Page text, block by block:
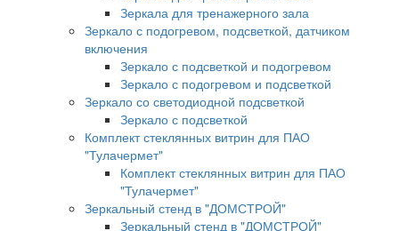
Зеркала для тренажерного зала
Зеркало с подогревом, подсветкой, датчиком
включения
Зеркало с подсветкой и подогревом
Зеркало с подогревом и подсветкой
Зеркало со светодиодной подсветкой
Зеркало с подсветкой
Комплект стеклянных витрин для ПАО
"Тулачермет"
Комплект стеклянных витрин для ПАО
"Тулачермет"
Зеркальный стенд в "ДОМСТРОЙ"
Зеркальный стенд в "ДОМСТРОЙ"